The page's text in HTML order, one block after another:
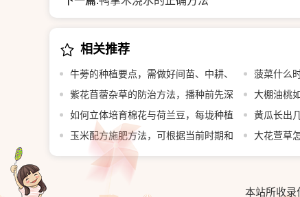
相关推荐
牛蒡的种植要点，需做好间苗、中耕、
追肥等工作
菠菜什么
紫花苜蓿杂草的防治方法，播种前先深
翻整地
大棚油桃
如何立体培育棉花与荷兰豆，每垅种植
2行棉花、在棉花内侧各种1行荷兰豆
黄瓜长出
叶即可移栽
玉米配方施肥方法，可根据当前时期和
亩产量决定施肥量
大花萱草
覆土
本站所收录